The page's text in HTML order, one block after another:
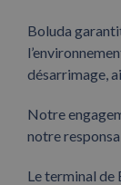
Boluda
désarrimage,
Notre
notre
Le terminal de